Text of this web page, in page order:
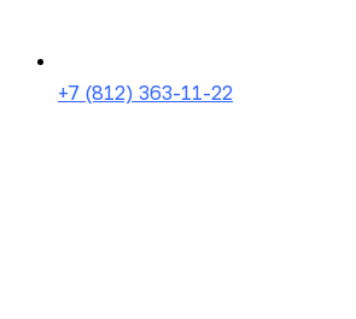
+7 (812) 363-11-22